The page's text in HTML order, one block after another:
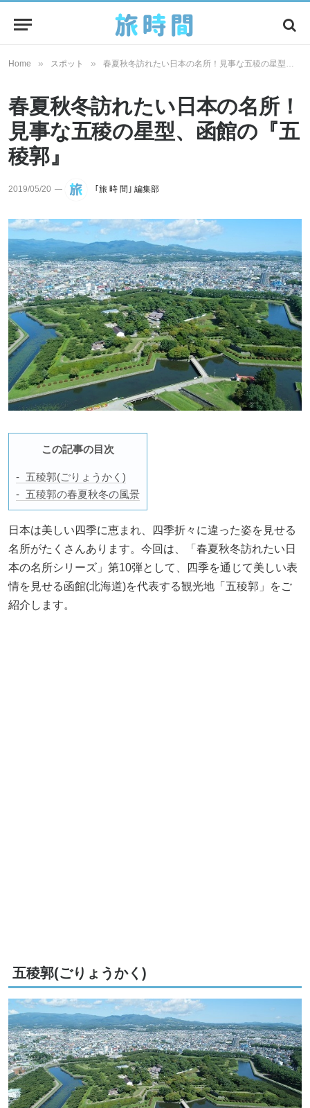
Home » スポット » 春夏秋冬訪れたい日本の名所！見事な五稜の星型、函館の『五稜郭』
春夏秋冬訪れたい日本の名所！
見事な五稜の星型、函館の『五
稜郭』
2019/05/20 ｢旅 時 間｣ 編集部
この記事の目次
五稜郭(ごりょうかく)
五稜郭の春夏秋冬の風景
日本は美しい四季に恵まれ、四季折々に違った姿を見せる
名所がたくさんあります。今回は、「春夏秋冬訪れたい日
本の名所シリーズ」第10弾として、四季を通じて美しい表
情を見せる函館(北海道)を代表する観光地「五稜郭」をご
紹介します。
五稜郭(ごりょうかく)